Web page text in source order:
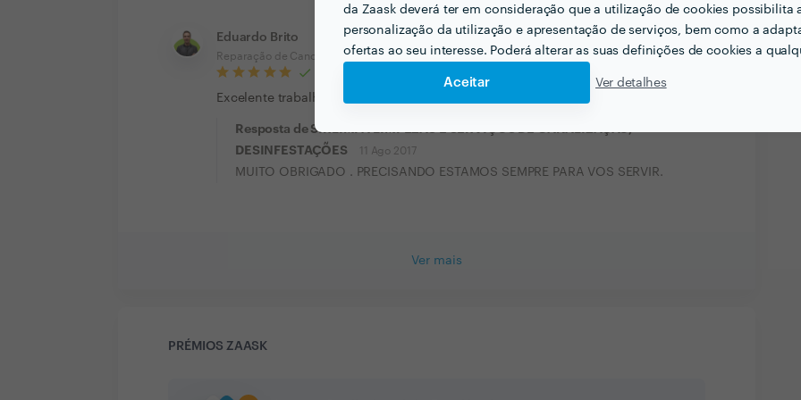
da Zaask deverá ter em consideração que a utilização de cookies possibilita
personalização da utilização e apresentação de serviços, bem como a
ofertas ao seu interesse. Poderá alterar as suas definições de cookies a
Aceitar Ver detalhes
Eduardo Brito
Reparação de Canos
9 Ago 2017
Excelente trabalho. Rápido e profissional.
Resposta de SIRLIMPA LIMPEZAS E SERVIÇOS DE CANALIZAÇÃO,
DESINFESTAÇÕES
11 Ago 2017
MUITO OBRIGADO . PRECISANDO ESTAMOS SEMPRE PARA VOS SERVIR.
Ver mais
PRÉMIOS ZAASK